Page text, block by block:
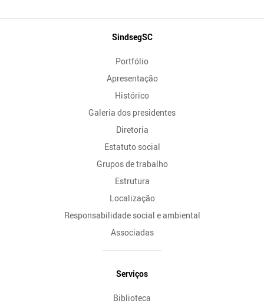
SindsegSC
Portfólio
Apresentação
Histórico
Galeria dos presidentes
Diretoria
Estatuto social
Grupos de trabalho
Estrutura
Localização
Responsabilidade social e ambiental
Associadas
Serviços
Biblioteca